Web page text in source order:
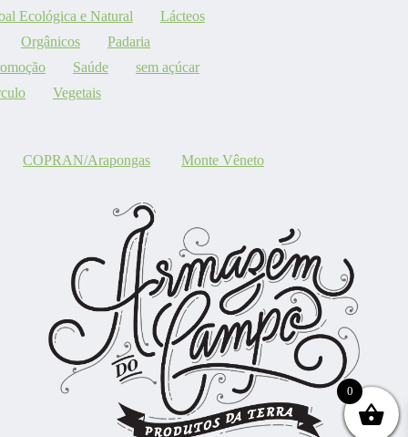
Ecológica e Natural
Lácteos
Orgânicos
Padaria
Saúde
sem açúcar
Vegetais
COPRAN/Arapongas
Monte Vêneto
0